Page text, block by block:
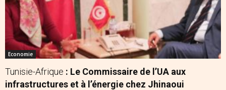
Economie
Tunisie-Afrique : Le Commissaire de l’UA aux
infrastructures et à l’énergie chez Jhinaoui